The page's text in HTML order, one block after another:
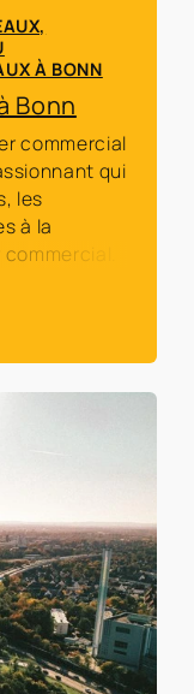
À BONN
Bonn
commercial
qui
les
à la